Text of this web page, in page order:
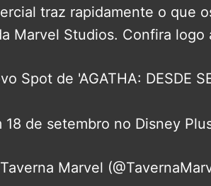
traz rapidamente o que
Marvel Studios. Confira logo
Spot de 'AGATHA: DESDE
18 de setembro no Disney
Marvel